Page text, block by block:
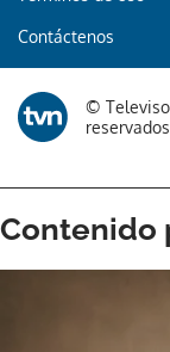
Contáctenos
©
reservados